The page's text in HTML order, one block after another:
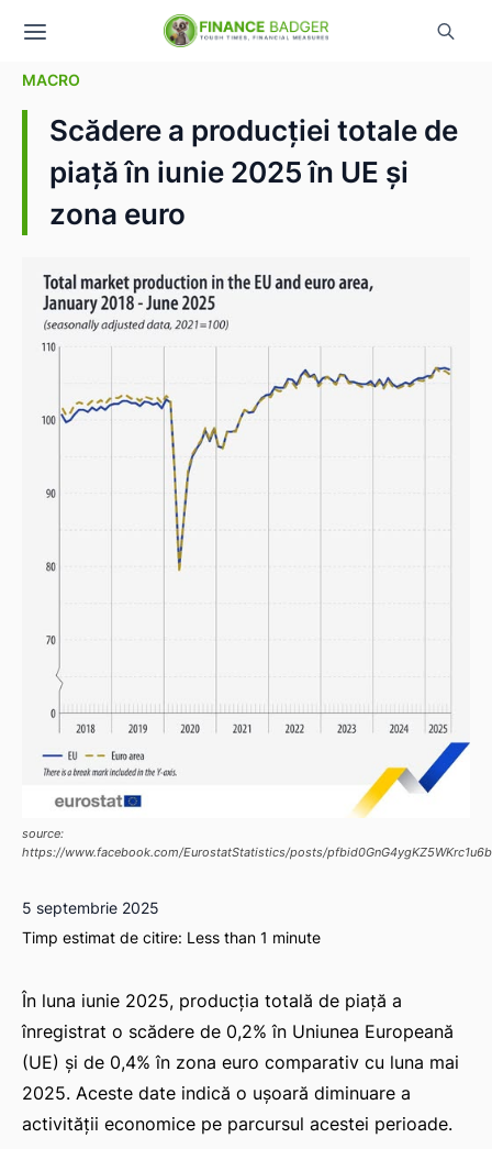
MACRO
Scădere a producției totale de
piață în iunie 2025 în UE și
zona euro
source:
https://www.facebook.com/EurostatStatistics/posts/
5 septembrie 2025
Timp estimat de citire: Less than 1 minute
În luna iunie 2025, producția totală de piață a
înregistrat o scădere de 0,2% în Uniunea Europeană
(UE) și de 0,4% în zona euro comparativ cu luna mai
2025. Aceste date indică o ușoară diminuare a
activității economice pe parcursul acestei perioade.